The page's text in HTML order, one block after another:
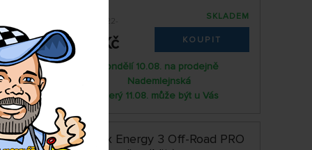
MX-NF01122-
399 Kč
SKLADEM
KOUPIT
Pondělí 10.08. na prodejně
Nademlejnská
Úterý 11.08. může být u Vás
PRO
Nitrolux Energy 3 Off-Road PRO